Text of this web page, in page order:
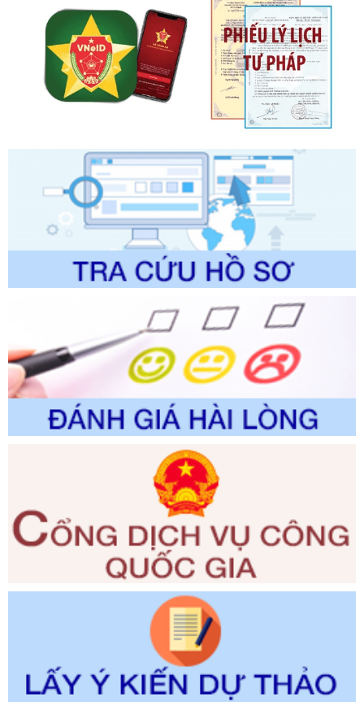
Tên: Quyết định công bố Danh mục thủ tục hành chính mới
ban hành, được sửa đổi, bổ sung, bị bãi bỏ và phê duyệt
Quy trình nội bộ, quy trình điện tử giải quyết thủ tục hành
chính trong một số lĩnh vực thuộc phạm vi chức năng quản
lý của Sở Văn hóa, Thể tha
Ngày ban hành: 01/06/2026
được sửa đổi, bổ sung và phê duyệt Quy trình nội bộ, quy
trình điện tử giải quyết thủ tục hành chính trong lĩnh vực Du
lịch thuộc phạm vi chức năng quản lý của Sở Văn hóa, Thể
thao và Du lịch
Ngày ban hành: 01/06/2026
2310/QĐ-UBND
Tên: Về việc công bố Danh mục thủ tục hành chính sửa
đổi, bổ sung và phê duyệt Quy trình nội bộ, quy trình điện tử
thuộc phạm vi giải quyết của Sở Nông nghiệp và Môi
Ngày ban hành: 01/06/2026
Số kí hiệu:
2300/QĐ-UBND
Tên: V/v công bố danh mục thủ tục hành chính được sửa
đổi, bổ sung và phê duyệt quy trình nội bộ, quy trình điện tử
giải quyết thủ tục hành chính trong lĩnh vực Luật sư thuộc
phạm vi chức năng quản lý của Sở Tư pháp
Ngày ban hành: 01/06/2026
351/2025/NĐ-CP
Tên: Nghị định số 351/2025/NĐ-CP của Chính phủ: Quy
định chuẩn nghèo đa chiều quốc gia giai đoạn 2026 - 2030
Ngày ban hành: 29/12/2026
3014/QĐ-UBND
Tên: Quyết định về việc công bố danh mục thủ tục hành
chính ban hành mới, sửa đổi bổ sung trong lĩnh vực hỗ trợ
đầu tư, lĩnh vực đấu thầu lựa chọn nhà thầu thuộc thẩm
quyền giải quyết của Sở Tài chính và Ban Quản lý Khu kinh
Ngày ban hành: 23/09/2026
Số kí hiệu:292/2026/NĐ-CP